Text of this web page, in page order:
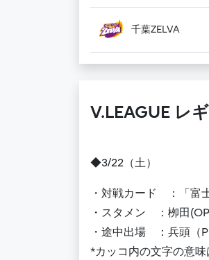
千葉ZELVA
V.LEAGUE レ
◆3/22（土）
・対戦カード ：「富
・スタメン ：栁田
・途中出場 ：兵頭（
*カッコ内の文字の意味